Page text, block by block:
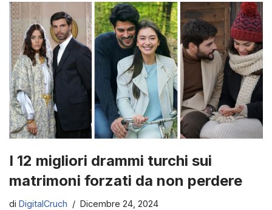
I 12 migliori drammi turchi sui
matrimoni forzati da non perdere
di DigitalCruch Dicembre 24, 2024